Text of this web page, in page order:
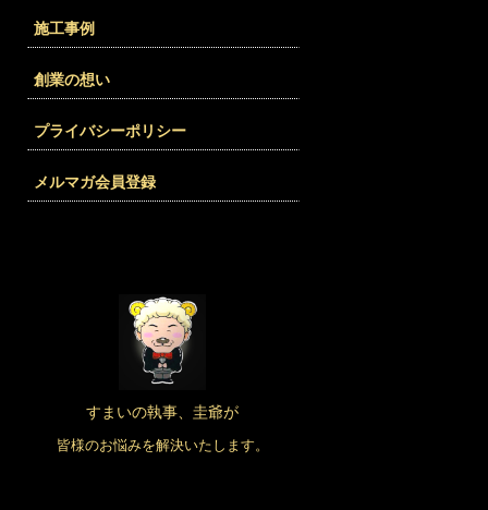
施工事例
創業の想い
プライバシーポリシー
メルマガ会員登録
すまいの執事、圭爺が
皆様のお悩みを解決いたします。